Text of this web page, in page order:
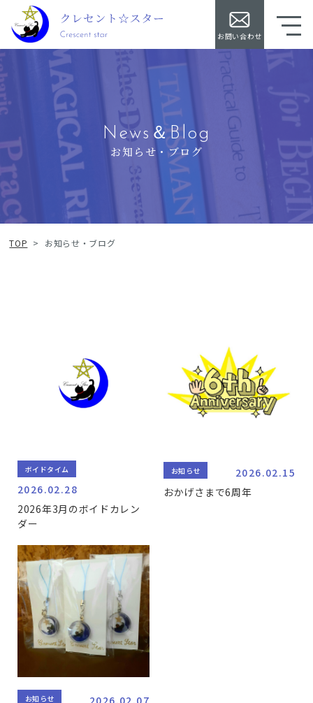
お問い合わせ
News＆Blog
お知らせ・ブログ
TOP > お知らせ・ブログ
ボイドタイム
2026.02.28
2026年3月のボイドカレン
ダー
お知らせ
2026.02.15
おかげさまで6周年
お知らせ
2026.02.07